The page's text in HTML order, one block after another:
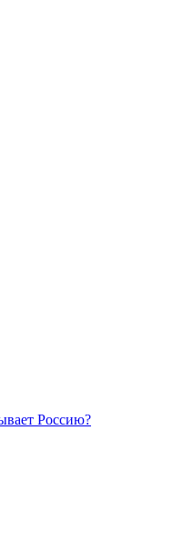
Россию?